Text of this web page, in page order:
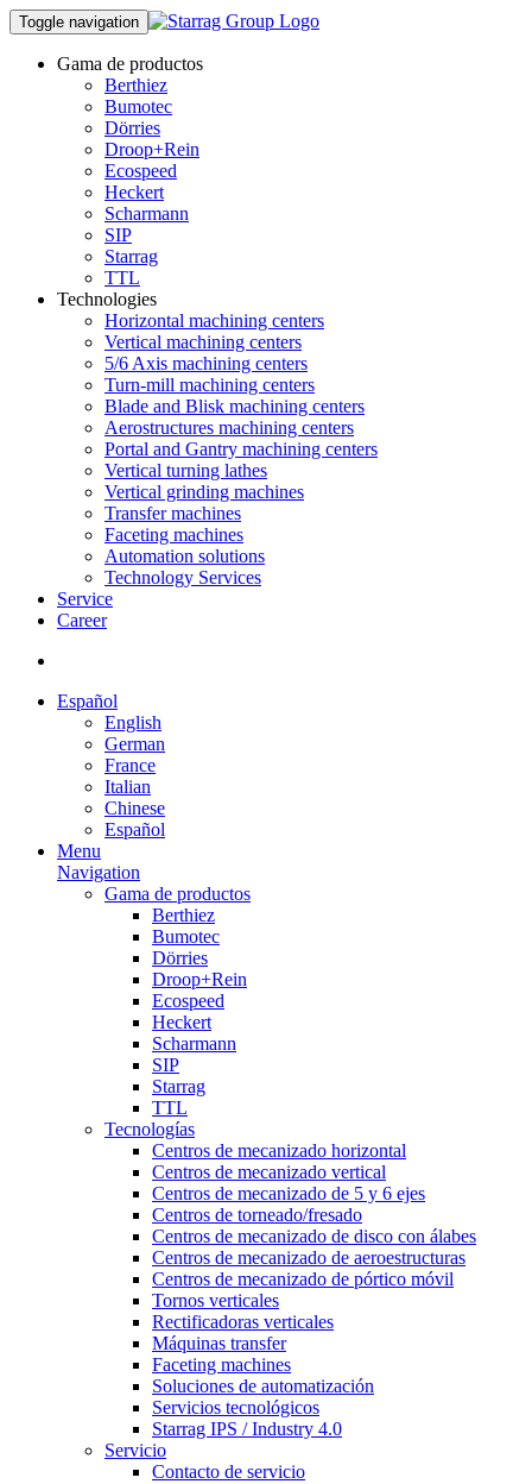
Toggle navigation
Gama de productos
Berthiez
Bumotec
Dörries
Droop+Rein
Ecospeed
Heckert
Scharmann
SIP
Starrag
TTL
Technologies
Horizontal machining centers
Vertical machining centers
5/6 Axis machining centers
Turn-mill machining centers
Blade and Blisk machining centers
Aerostructures machining centers
Portal and Gantry machining centers
Vertical turning lathes
Vertical grinding machines
Transfer machines
Faceting machines
Automation solutions
Technology Services
Service
Career
Español
English
German
France
Italian
Chinese
Español
Menu
Navigation
Gama de productos
Berthiez
Bumotec
Dörries
Droop+Rein
Ecospeed
Heckert
Scharmann
SIP
Starrag
TTL
Tecnologías
Centros de mecanizado horizontal
Centros de mecanizado vertical
Centros de mecanizado de 5 y 6 ejes
Centros de torneado/fresado
Centros de mecanizado de disco con álabes
Centros de mecanizado de aeroestructuras
Centros de mecanizado de pórtico móvil
Tornos verticales
Rectificadoras verticales
Máquinas transfer
Faceting machines
Soluciones de automatización
Servicios tecnológicos
Starrag IPS / Industry 4.0
Servicio
Contacto de servicio